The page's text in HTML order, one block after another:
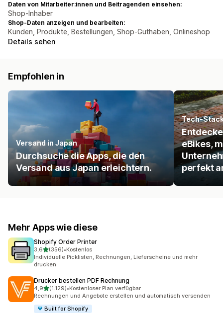
Daten von Mitarbeiter:innen und Beitragenden einsehen:
Shop-Inhaber
Shop-Daten anzeigen und bearbeiten:
Kunden, Produkte, Bestellungen, Shop-Guthaben, Onlineshop
Details sehen
Empfohlen in
Versand in Japan
Durchsuche die Apps, die den
Versand aus Japan erleichtern.
Tech-
eBikes,
perfekt
Mehr Apps wie diese
Shopify Order Printer
3,6von 5 Sternen
(356)
356 Rezensionen insgesamt
•Kostenlos
Individuelle Picklisten, Rechnungen, Lieferscheine und mehr
drucken
Drucker bestellen PDF Rechnung
4,9von 5 Sternen
(1.129)
1129 Rezensionen insgesamt
•Kostenloser Plan verfügbar
Rechnungen und Angebote erstellen und automatisch versenden
Built for Shopify